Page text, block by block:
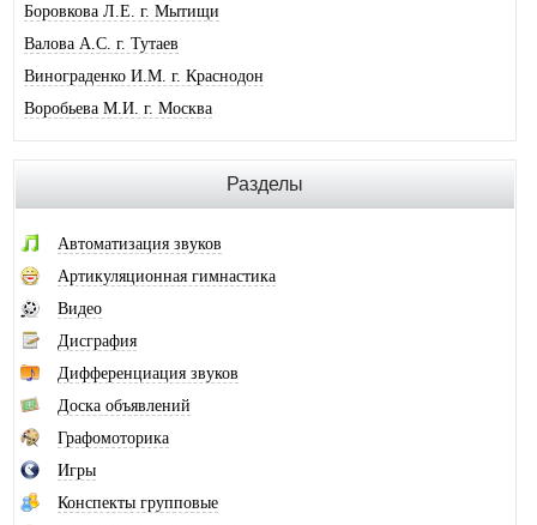
Боровкова Л.Е. г. Мытищи
Валова А.С. г. Тутаев
Винограденко И.М. г. Краснодон
Воробьева М.И. г. Москва
Гандрабура Н.В. г. Кишинев
Гвоздева Е.А. г. Москва
Головина А.И. г. Минусинск
Горлова О.В. г. Шимановск
Горохова И.А. г. Москва
Горячева О.В. г. Тимашевск
Губайдуллина Н.Р. г. Тольятти
Десюкова Н.В. г. Томск
Дидковская И.В. г. Дегтярск
Дольникова А.А. г. Смоленск
Домась Н.П. г. Москва
Разделы
Автоматизация звуков
Артикуляционная гимнастика
Видео
Дисграфия
Дифференциация звуков
Доска объявлений
Графомоторика
Игры
Конспекты групповые